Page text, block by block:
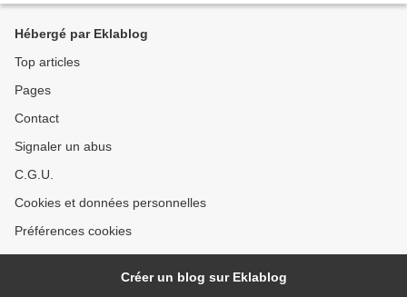
Hébergé par Eklablog
Top articles
Pages
Contact
Signaler un abus
C.G.U.
Cookies et données personnelles
Préférences cookies
Créer un blog sur Eklablog